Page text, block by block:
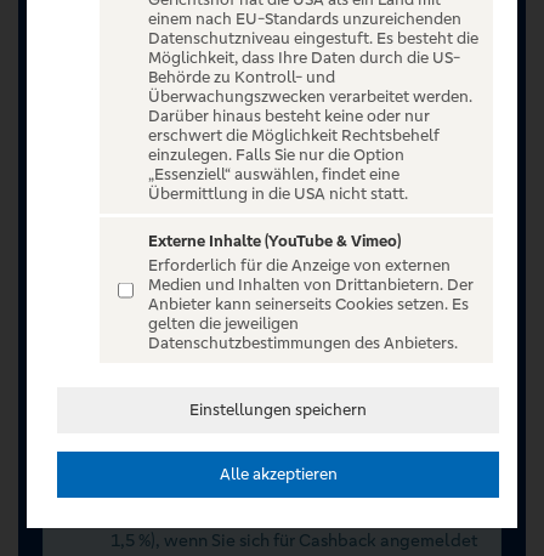
Jetzt anmelden oder registrieren
Unser Ticketangebot ist exklusiv Kunden der
Volksbanken Raiffeisenbanken vorbehalten.
1,5 %), wenn Sie sich für Cashback angemeldet
einem nach EU-Standards unzureichenden
Datenschutzniveau eingestuft. Es besteht die
Möglichkeit, dass Ihre Daten durch die US-
Behörde zu Kontroll- und
Überwachungszwecken verarbeitet werden.
Darüber hinaus besteht keine oder nur
erschwert die Möglichkeit Rechtsbehelf
einzulegen. Falls Sie nur die Option
„Essenziell“ auswählen, findet eine
Übermittlung in die USA nicht statt.
Externe Inhalte (YouTube & Vimeo)
Erforderlich für die Anzeige von externen
Medien und Inhalten von Drittanbietern. Der
Anbieter kann seinerseits Cookies setzen. Es
gelten die jeweiligen
Datenschutzbestimmungen des Anbieters.
Einstellungen speichern
Alle akzeptieren